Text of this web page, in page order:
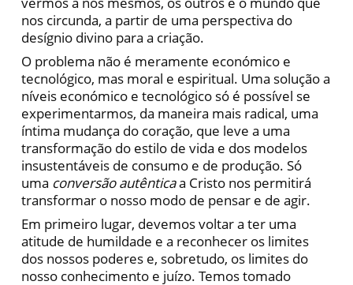
nos circunda, a partir de uma perspectiva do
desígnio divino para a criação.
O problema não é meramente económico e
tecnológico, mas moral e espiritual. Uma solução a
níveis económico e tecnológico só é possível se
experimentarmos, da maneira mais radical, uma
íntima mudança do coração, que leve a uma
transformação do estilo de vida e dos modelos
insustentáveis de consumo e de produção. Só
uma conversão autênticaa Cristo nos permitirá
transformar o nosso modo de pensar e de agir.
Em primeiro lugar, devemos voltar a ter uma
atitude de humildade e a reconhecer os limites
dos nossos poderes e, sobretudo, os limites do
nosso conhecimento e juízo. Temos tomado